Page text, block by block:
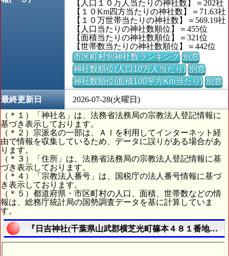
【人口１０万人当たりの神社数】＝202社
【１０Km四方当たりの神社数】＝71.63社
【１０万世帯当たりの神社数】＝569.19社
【人口当たりの神社数順位】＝455位
【面積当たりの神社数順位】＝321位
【世帯数当たりの神社数順位】＝442位
市区町村別神社数ランキング 別窓
神社数順位(人口10万人当たり) 別窓
神社数順位(面積100平方Km当たり) 別窓
最終更新日
2026-07-28(火曜日)
（＊１）「神社名」は、法務省法務局の宗教法人登記情報に
基づき表示しております。
（＊２）宗派名の一部は、ＡＩを利用してインターネット経
由で情報を収集しているため、データに誤りがある場合があ
ります。
（＊３）「住所」は、法務省法務局の宗教法人登記情報に基
づき表示しております。
（＊４）「宗教法人番号」は、国税庁の法人番号情報に基づ
き表示しております。
（＊５）都道府県・市区町村の人口、面積、世帯数などの情
報は、総務庁統計局の国勢調査データを基に計算していま
す。
『日吉神社(千葉県山武郡横芝光町篠本４８１番地４